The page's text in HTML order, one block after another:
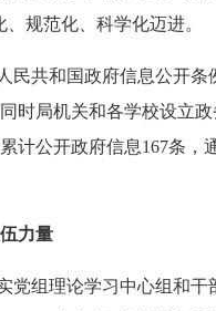
规范化、科学化迈进。
民共和国政府信息公开
时局机关和各学校设立
计公开政府信息167条
力量
党组理论学习中心组和